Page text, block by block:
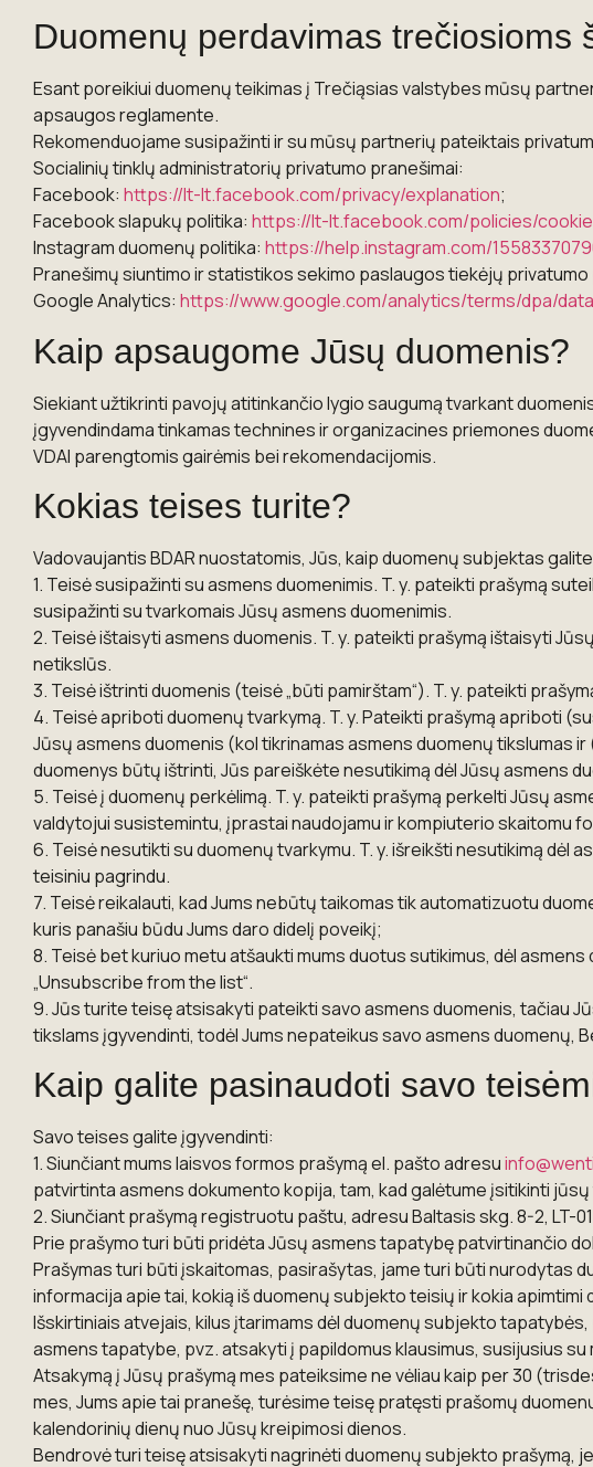
Duomenų perdavimas trečiosioms
Esant poreikiui duomenų teikimas į Trečiąsias valstybes mūsų
apsaugos reglamente.
Rekomenduojame susipažinti ir su mūsų partnerių pateiktais
Socialinių tinklų administratorių privatumo pranešimai:
Facebook: https://lt-lt.facebook.com/privacy/explanation;
Facebook slapukų politika: https://lt-lt.facebook.com/policies/
Instagram duomenų politika: https://help.instagram.com/
Pranešimų siuntimo ir statistikos sekimo paslaugos tiekėjų privatumo
Google Analytics: https://www.google.com/analytics/terms/dpa/
Kaip apsaugome Jūsų duomenis?
Siekiant užtikrinti pavojų atitinkančio lygio saugumą tvarkant
įgyvendindama tinkamas technines ir organizacines priemones
VDAI parengtomis gairėmis bei rekomendacijomis.
Kokias teises turite?
Vadovaujantis BDAR nuostatomis, Jūs, kaip duomenų subjektas
1. Teisė susipažinti su asmens duomenimis. T. y. pateikti prašymą
susipažinti su tvarkomais Jūsų asmens duomenimis.
2. Teisė ištaisyti asmens duomenis. T. y. pateikti prašymą ištaisyti
netikslūs.
3. Teisė ištrinti duomenis (teisė „būti pamirštam“). T. y. pateikti
4. Teisė apriboti duomenų tvarkymą. T. y. Pateikti prašymą apriboti
Jūsų asmens duomenis (kol tikrinamas asmens duomenų tikslumas
duomenys būtų ištrinti, Jūs pareiškėte nesutikimą dėl Jūsų asmens
5. Teisė į duomenų perkėlimą. T. y. pateikti prašymą perkelti Jūsų
valdytojui susistemintu, įprastai naudojamu ir kompiuterio skaitomu
6. Teisė nesutikti su duomenų tvarkymu. T. y. išreikšti nesutikimą
teisiniu pagrindu.
7. Teisė reikalauti, kad Jums nebūtų taikomas tik automatizuotu
kuris panašiu būdu Jums daro didelį poveikį;
8. Teisė bet kuriuo metu atšaukti mums duotus sutikimus, dėl
„Unsubscribe from the list“.
9. Jūs turite teisę atsisakyti pateikti savo asmens duomenis, tačiau
tikslams įgyvendinti, todėl Jums nepateikus savo asmens duomenų,
Kaip galite pasinaudoti savo
Savo teises galite įgyvendinti:
1. Siunčiant mums laisvos formos prašymą el. pašto adresu
patvirtinta asmens dokumento kopija, tam, kad galėtume įsitikinti
2. Siunčiant prašymą registruotu paštu, adresu Baltasis skg. 8-2,
Prie prašymo turi būti pridėta Jūsų asmens tapatybę patvirtinančio
Prašymas turi būti įskaitomas, pasirašytas, jame turi būti nurodytas
informacija apie tai, kokią iš duomenų subjekto teisių ir kokia
Išskirtiniais atvejais, kilus įtarimams dėl duomenų subjekto
asmens tapatybe, pvz. atsakyti į papildomus klausimus, susijusius
Atsakymą į Jūsų prašymą mes pateiksime ne vėliau kaip per 30
mes, Jums apie tai pranešę, turėsime teisę pratęsti prašomų
kalendorinių dienų nuo Jūsų kreipimosi dienos.
Bendrovė turi teisę atsisakyti nagrinėti duomenų subjekto prašymą,